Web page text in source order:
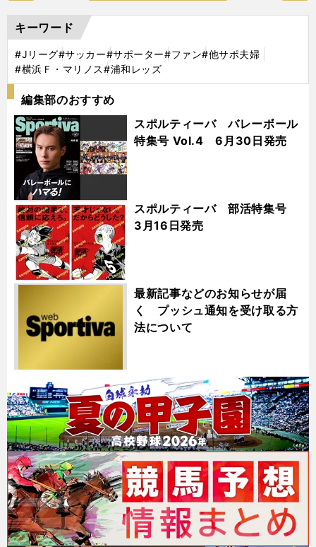
キーワード
#Jリーグ#サッカー#サポーター#ファン#他サポ夫婦
#横浜Ｆ・マリノス#浦和レッズ
編集部のおすすめ
スポルティーバ バレーボール
特集号 Vol.4 6月30日発売
スポルティーバ 部活特集号
3月16日発売
最新記事などのお知らせが届
く プッシュ通知を受け取る方
法について